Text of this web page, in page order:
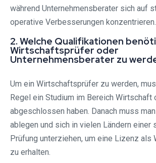
während Unternehmensberater sich auf
operative Verbesserungen konzentrieren.
2. Welche Qualifikationen
Wirtschaftsprüfer oder
Unternehmensberater zu
Um ein Wirtschaftsprüfer zu werden,
Regel ein Studium im Bereich Wirtschaft
abgeschlossen haben. Danach muss
ablegen und sich in vielen Ländern einer
Prüfung unterziehen, um eine Lizenz
zu erhalten.